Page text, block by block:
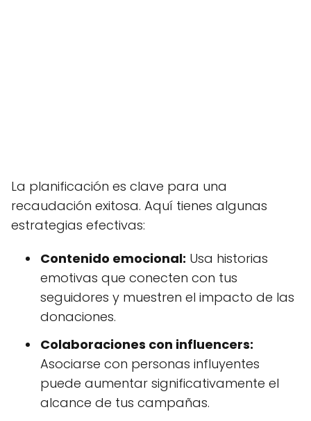
La planificación es clave para una
recaudación exitosa. Aquí tienes algunas
estrategias efectivas:
Contenido emocional: Usa historias
emotivas que conecten con tus
seguidores y muestren el impacto de las
donaciones.
Colaboraciones con influencers:
Asociarse con personas influyentes
puede aumentar significativamente el
alcance de tus campañas.